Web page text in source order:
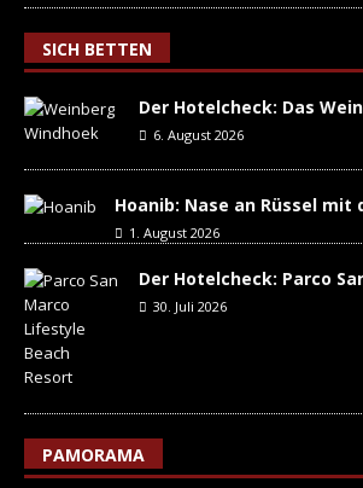
SICH BETTEN
Der Hotelcheck: Das
6. August 2026
Hoanib: Nase an Rüssel mit
1. August 2026
Der Hotelcheck: Parco
30. Juli 2026
PAMORAMA